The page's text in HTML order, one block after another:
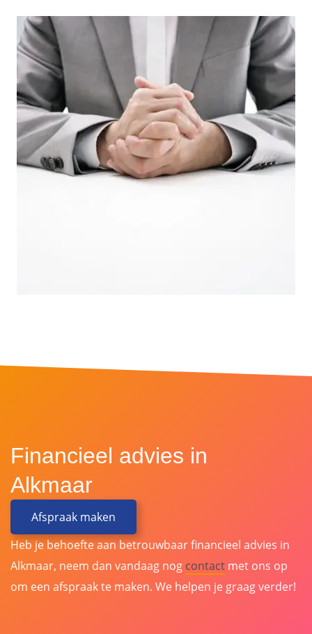
Financieel advies in
Alkmaar
Afspraak maken
Heb je behoefte aan betrouwbaar financieel advies in
Alkmaar, neem dan vandaag nog contact met ons op
om een afspraak te maken. We helpen je graag verder!